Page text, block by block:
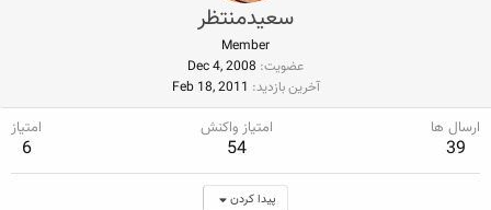
سعیدمنتظر
Member
عضویت Dec 4, 2008
آخرین بازدید Feb 18, 2011
ارسال ها
39
امتیاز واکنش
54
امتیاز
6
پیدا کردن